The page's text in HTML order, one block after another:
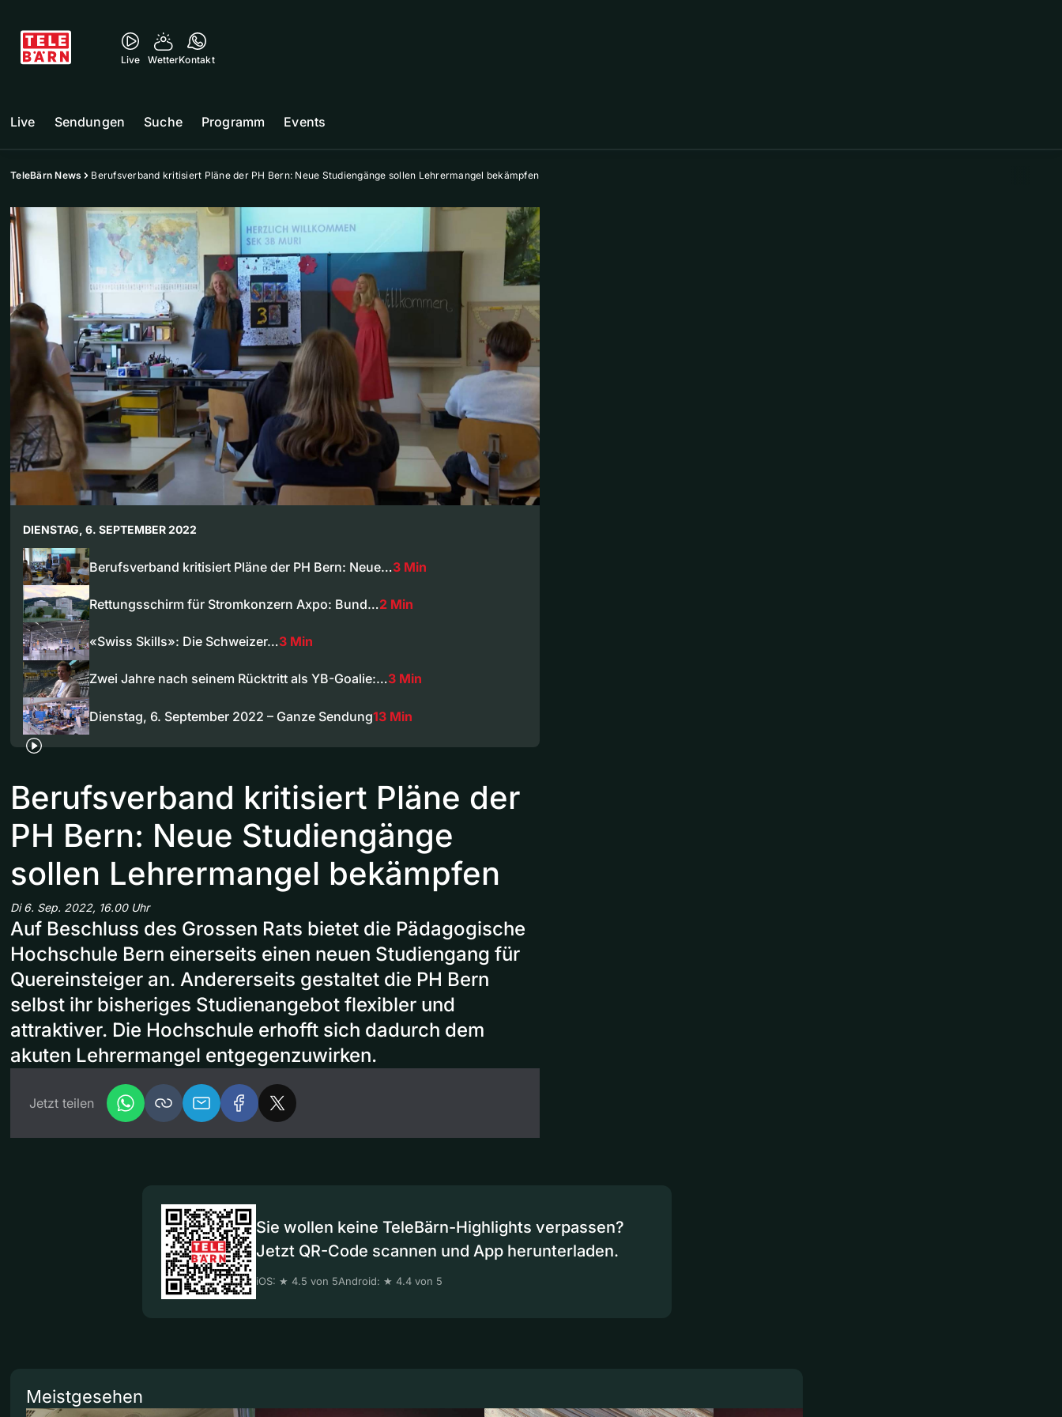
Live WetterKontakt
Live Sendungen Suche Programm Events
TeleBärn News Berufsverband kritisiert Pläne der PH Bern: Neue Studiengänge sollen Lehrermangel bekämpfen
DIENSTAG, 6. SEPTEMBER 2022
Berufsverband kritisiert Pläne der PH Bern: Neue…3 Min
Rettungsschirm für Stromkonzern Axpo: Bund…2 Min
«Swiss Skills»: Die Schweizer…3 Min
Zwei Jahre nach seinem Rücktritt als YB-Goalie:…3 Min
Dienstag, 6. September 2022 – Ganze Sendung13 Min
Berufsverband kritisiert Pläne der
PH Bern: Neue Studiengänge
sollen Lehrermangel bekämpfen
Di 6. Sep. 2022, 16.00 Uhr
Auf Beschluss des Grossen Rats bietet die Pädagogische
Hochschule Bern einerseits einen neuen Studiengang für
Quereinsteiger an. Andererseits gestaltet die PH Bern
selbst ihr bisheriges Studienangebot flexibler und
attraktiver. Die Hochschule erhofft sich dadurch dem
akuten Lehrermangel entgegenzuwirken.
Jetzt teilen
Sie wollen keine TeleBärn-Highlights verpassen?
Jetzt QR-Code scannen und App herunterladen.
iOS: ★ 4.5 von 5Android: ★ 4.4 von 5
Meistgesehen